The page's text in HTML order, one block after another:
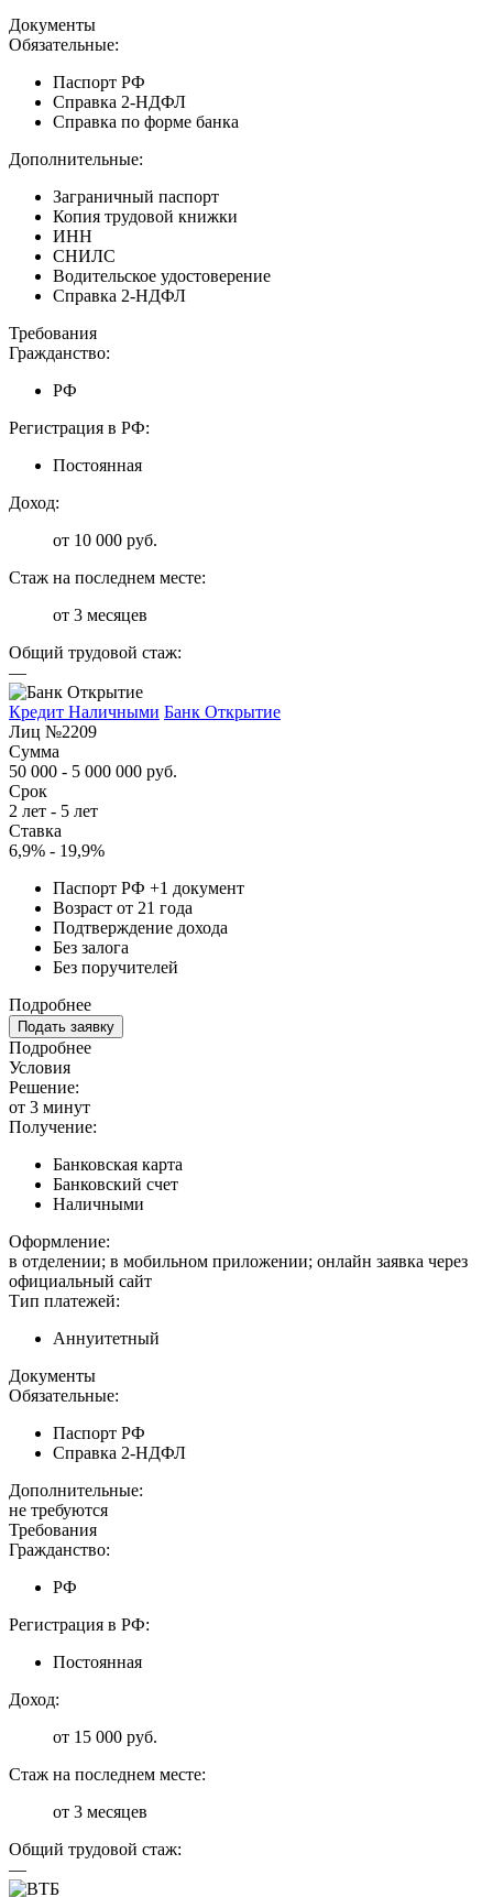
Документы
Обязательные:
Паспорт РФ
Справка 2-НДФЛ
Справка по форме банка
Дополнительные:
Заграничный паспорт
Копия трудовой книжки
ИНН
СНИЛС
Водительское удостоверение
Справка 2-НДФЛ
Требования
Гражданство:
РФ
Регистрация в РФ:
Постоянная
Доход:
от 10 000 руб.
Стаж на последнем месте:
от 3 месяцев
Общий трудовой стаж:
—
Кредит Наличными Банк Открытие
Лиц №2209
Сумма
50 000 - 5 000 000 руб.
Срок
2 лет - 5 лет
Ставка
6,9% - 19,9%
Паспорт РФ +1 документ
Возраст от 21 года
Подтверждение дохода
Без залога
Без поручителей
Подробнее
Подать заявку
Подробнее
Условия
Решение:
от 3 минут
Получение:
Банковская карта
Банковский счет
Наличными
Оформление:
в отделении; в мобильном приложении; онлайн заявка через
официальный сайт
Тип платежей:
Аннуитетный
Документы
Обязательные:
Паспорт РФ
Справка 2-НДФЛ
Дополнительные:
не требуются
Требования
Гражданство:
РФ
Регистрация в РФ:
Постоянная
Доход:
от 15 000 руб.
Стаж на последнем месте:
от 3 месяцев
Общий трудовой стаж:
—